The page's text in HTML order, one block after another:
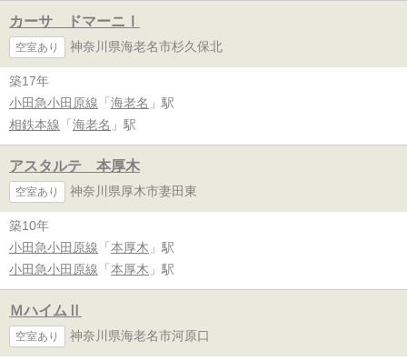
カーサ ドマーニⅠ
空室あり 神奈川県海老名市杉久保北
築17年
小田急小田原線 「 海老名 」駅
相鉄本線 「 海老名 」駅
アスタルテ 本厚木
空室あり 神奈川県厚木市妻田東
築10年
小田急小田原線 「 本厚木 」駅
小田急小田原線 「 本厚木 」駅
ＭハイムⅡ
空室あり 神奈川県海老名市河原口